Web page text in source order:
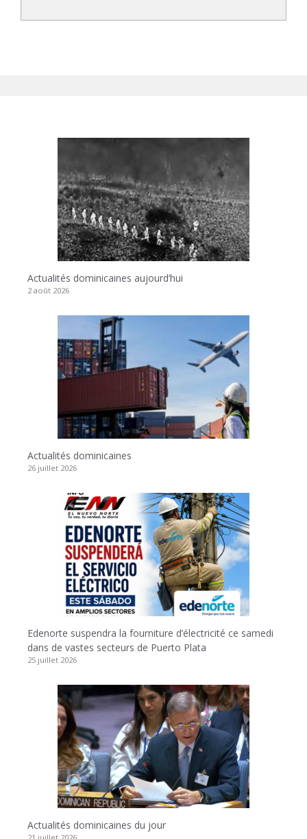
Actualités dominicaines aujourd’hui
2 août 2026
Actualités dominicaines
26 juillet 2026
Edenorte suspendra la fourniture d’électricité ce samedi
dans de vastes secteurs de Puerto Plata
25 juillet 2026
Actualités dominicaines du jour